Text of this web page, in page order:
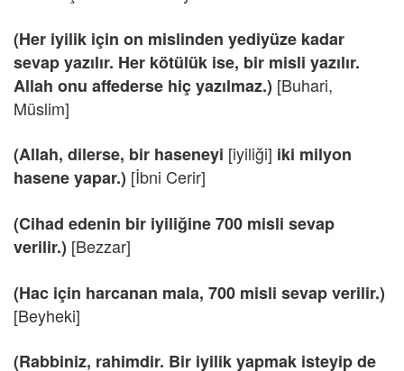
(Her iyilik için on mislinden yediyüze kadar
sevap yazılır. Her kötülük ise, bir misli yazılır.
Allah onu affederse hiç yazılmaz.) [Buhari,
Müslim]
(Allah, dilerse, bir haseneyi [iyiliği] iki milyon
hasene yapar.) [İbni Cerir]
(Cihad edenin bir iyiliğine 700 misli sevap
verilir.) [Bezzar]
(Hac için harcanan mala, 700 misli sevap verilir.)
[Beyheki]
(Rabbiniz, rahimdir. Bir iyilik yapmak isteyip de